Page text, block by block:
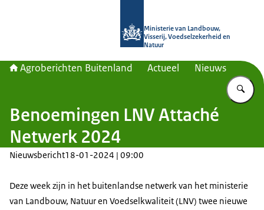
Ministerie van Landbouw,
Visserij, Voedselzekerheid en
Natuur
Agroberichten Buitenland Actueel Nieuws
Benoemingen LNV Attaché
Netwerk 2024
Nieuwsbericht18-01-2024 | 09:00
Deze week zijn in het buitenlandse netwerk van het ministerie
van Landbouw, Natuur en Voedselkwaliteit (LNV) twee nieuwe